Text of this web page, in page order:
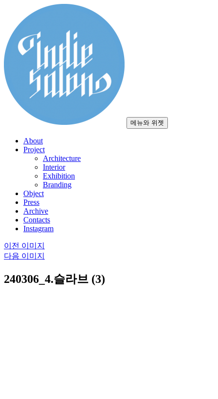
로
건
너
뛰
기
메뉴와 위젯
About
Project
Architecture
Interior
Exhibition
Branding
Object
Press
Archive
Contacts
Instagram
이전 이미지
다음 이미지
240306_4.슬라브 (3)